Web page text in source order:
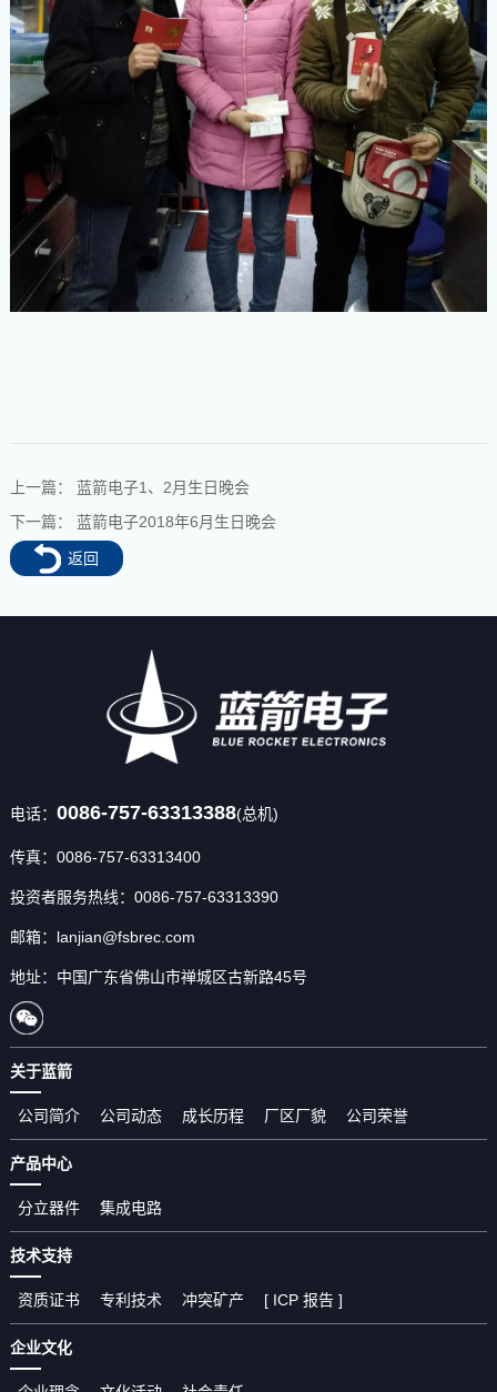
上一篇：
蓝箭电子1、2月生日晚会
下一篇：
蓝箭电子2018年6月生日晚会
返回
电话： 0086-757-63313388(总机)
传真：0086-757-63313400
投资者服务热线：0086-757-63313390
邮箱：lanjian@fsbrec.com
地址：中国广东省佛山市禅城区古新路45号
关于蓝箭
公司简介 公司动态 成长历程 厂区厂貌 公司荣誉
产品中心
分立器件 集成电路
技术支持
资质证书 专利技术 冲突矿产 [ ICP 报告 ]
企业文化